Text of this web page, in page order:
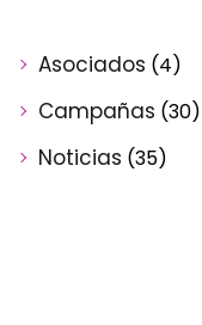
Asociados (4)
Campañas (30)
Noticias (35)